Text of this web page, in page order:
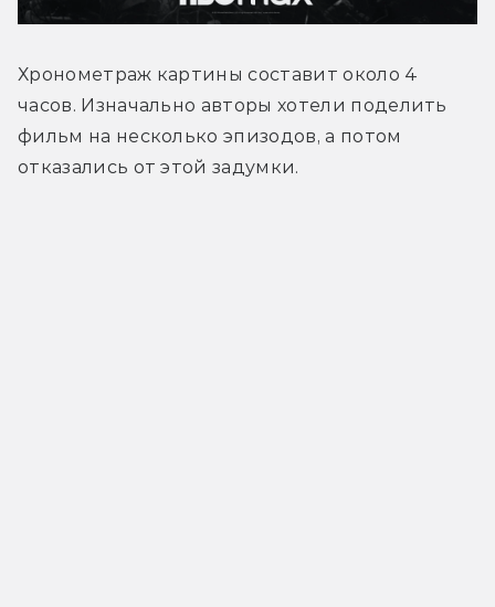
Хронометраж картины составит около 4
часов. Изначально авторы хотели поделить
фильм на несколько эпизодов, а потом
отказались от этой задумки.